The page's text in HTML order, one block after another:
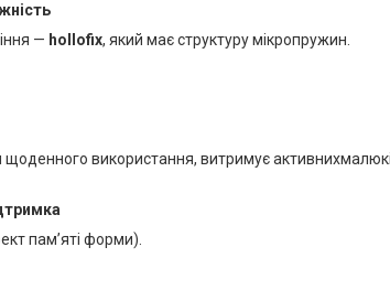
— hollofix, який має структуру мікропружин.
використання, витримує
пам’яті форми).